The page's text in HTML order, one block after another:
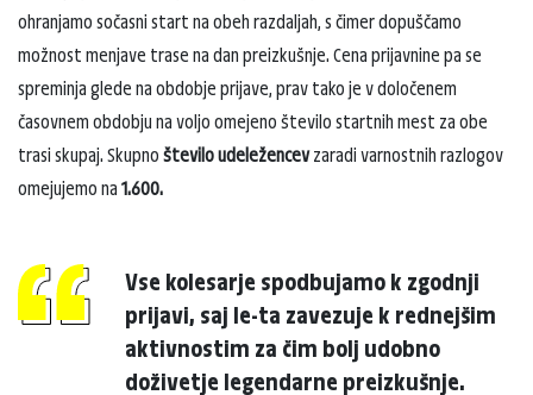
ohranjamo sočasni start na obeh razdaljah, s čimer dopuščamo
možnost menjave trase na dan preizkušnje. Cena prijavnine pa se
spreminja glede na obdobje prijave, prav tako je v določenem
časovnem obdobju na voljo omejeno število startnih mest za obe
trasi skupaj. Skupno število udeležencevzaradi varnostnih razlogov
omejujemo na 1.600.
Vse kolesarje spodbujamo k zgodnji
prijavi, saj le-ta zavezuje k rednejšim
aktivnostim za čim bolj udobno
doživetje legendarne preizkušnje.